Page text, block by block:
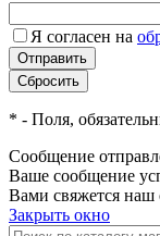
Я согласен на
* - Поля,
Сообщение
Ваше сообщение
Вами свяжется наш
Закрыть окно